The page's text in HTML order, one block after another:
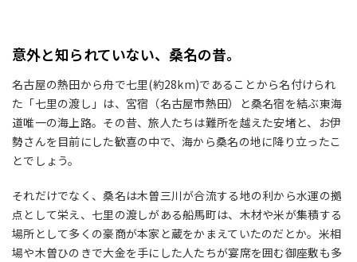
意外と知られていない、桑名の昔。
名古屋の熱田から舟で七里(約28km)であることから名付けられ
た「七里の渡し」は、宮宿（名古屋市熱田）と桑名宿を結ぶ東海
道唯一の海上路。その昔、旅人たちは難所を越えた安堵と、お伊
勢さんを目前にした歓喜の中で、海から桑名の地に降り立ったこ
とでしょう。
それだけでなく、桑名は木曽三川が合流する地の利から水運の拠
点として栄え、七里の渡しがある船馬町は、木材や米が集積する
場所として多くの豪商が本家と蔵をかまえていたのだとか。米相
場や木曽ひのきで大金を手にした人たちが宴席を囲む御座敷も多